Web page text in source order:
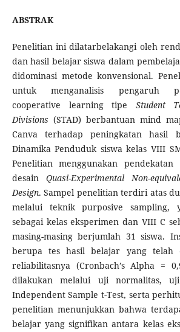
ABSTRAK
Penelitian ini dilatarbelakangi oleh
dan hasil belajar siswa dalam
didominasi metode konvensional.
untuk menganalisis pengaruh
cooperative learning tipe Student
Divisions (STAD) berbantuan mind
Canva terhadap peningkatan hasil
Dinamika Penduduk siswa kelas VIII
Penelitian menggunakan
desain Quasi-Experimental Non-
Design. Sampel penelitian terdiri atas
melalui teknik purposive sampling,
sebagai kelas eksperimen dan VIII C
masing-masing berjumlah 31 siswa.
berupa tes hasil belajar yang telah
reliabilitasnya (Cronbach’s Alpha =
dilakukan melalui uji normalitas,
Independent Sample t-Test, serta
penelitian menunjukkan bahwa
belajar yang signifikan antara kelas